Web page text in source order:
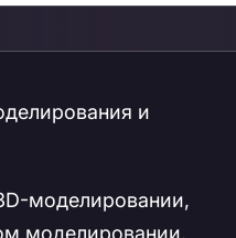
и
моделировании,
моделировании.